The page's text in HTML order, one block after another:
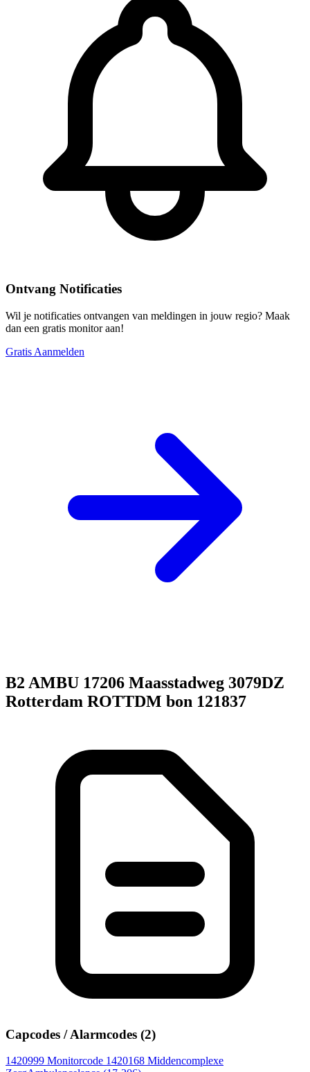
Ontvang Notificaties
Wil je notificaties ontvangen van meldingen in jouw regio? Maak
dan een gratis monitor aan!
Gratis Aanmelden
B2 AMBU 17206 Maasstadweg 3079DZ
Rotterdam ROTTDM bon 121837
Capcodes / Alarmcodes (2)
1420999 Monitorcode 1420168 Middencomplexe